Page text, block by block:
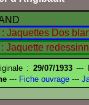
: 29/07/1933---
--- Fiche ouvrage ---